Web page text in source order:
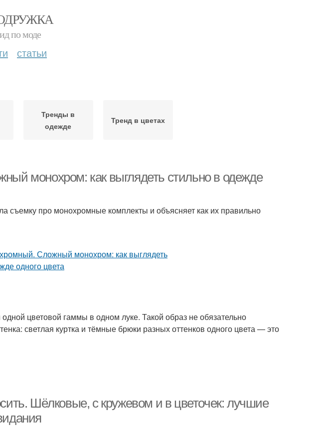
по моде
статьи
Тренды в
одежде
Тренд в цветах
монохром: как выглядеть стильно в одежде
съемку про монохромные комплекты и объясняет как их правильно
цветовой гаммы в одном луке. Такой образ не обязательно
светлая куртка и тёмные брюки разных оттенков одного цвета — это
Шёлковые, с кружевом и в цветочек: лучшие